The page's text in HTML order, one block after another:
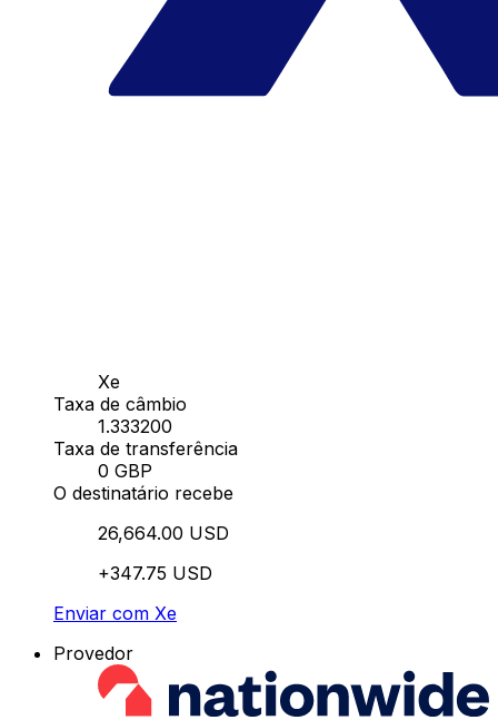
Xe
Taxa de câmbio
1.333200
Taxa de transferência
0 GBP
O destinatário recebe
26,664.00 USD
+347.75 USD
Enviar com Xe
Provedor